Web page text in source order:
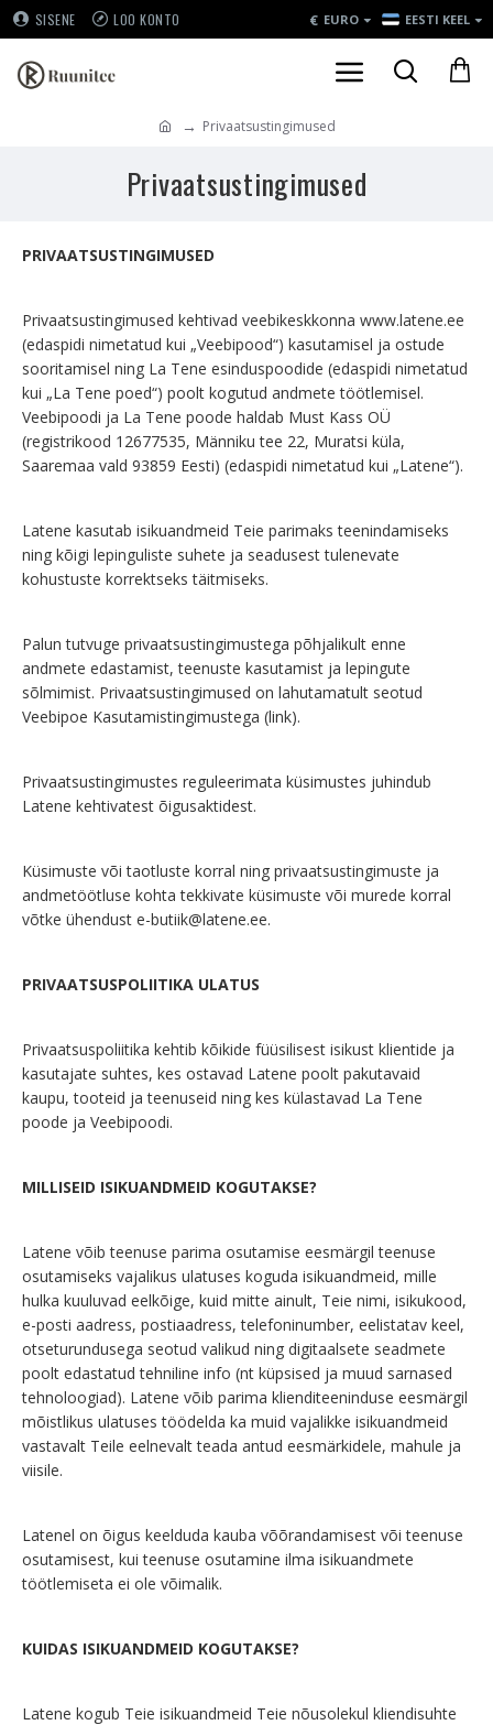
SISENE LOO KONTO € EURO EESTI KEEL
Privaatsustingimused
Privaatsustingimused
PRIVAATSUSTINGIMUSED
Privaatsustingimused kehtivad veebikeskkonna www.latene.ee
(edaspidi nimetatud kui „Veebipood“) kasutamisel ja ostude
sooritamisel ning La Tene esinduspoodide (edaspidi nimetatud
kui „La Tene poed“) poolt kogutud andmete töötlemisel.
Veebipoodi ja La Tene poode haldab Must Kass OÜ
(registrikood 12677535, Männiku tee 22, Muratsi küla,
Saaremaa vald 93859 Eesti) (edaspidi nimetatud kui „Latene“).
Latene kasutab isikuandmeid Teie parimaks teenindamiseks
ning kõigi lepinguliste suhete ja seadusest tulenevate
kohustuste korrektseks täitmiseks.
Palun tutvuge privaatsustingimustega põhjalikult enne
andmete edastamist, teenuste kasutamist ja lepingute
sõlmimist. Privaatsustingimused on lahutamatult seotud
Veebipoe Kasutamistingimustega (link).
Privaatsustingimustes reguleerimata küsimustes juhindub
Latene kehtivatest õigusaktidest.
Küsimuste või taotluste korral ning privaatsustingimuste ja
andmetöötluse kohta tekkivate küsimuste või murede korral
võtke ühendust e-butiik@latene.ee.
PRIVAATSUSPOLIITIKA ULATUS
Privaatsuspoliitika kehtib kõikide füüsilisest isikust klientide ja
kasutajate suhtes, kes ostavad Latene poolt pakutavaid
kaupu, tooteid ja teenuseid ning kes külastavad La Tene
poode ja Veebipoodi.
MILLISEID ISIKUANDMEID KOGUTAKSE?
Latene võib teenuse parima osutamise eesmärgil teenuse
osutamiseks vajalikus ulatuses koguda isikuandmeid, mille
hulka kuuluvad eelkõige, kuid mitte ainult, Teie nimi, isikukood,
e-posti aadress, postiaadress, telefoninumber, eelistatav keel,
otseturundusega seotud valikud ning digitaalsete seadmete
poolt edastatud tehniline info (nt küpsised ja muud sarnased
tehnoloogiad). Latene võib parima klienditeeninduse eesmärgil
mõistlikus ulatuses töödelda ka muid vajalikke isikuandmeid
vastavalt Teile eelnevalt teada antud eesmärkidele, mahule ja
viisile.
Latenel on õigus keelduda kauba võõrandamisest või teenuse
osutamisest, kui teenuse osutamine ilma isikuandmete
töötlemiseta ei ole võimalik.
KUIDAS ISIKUANDMEID KOGUTAKSE?
Latene kogub Teie isikuandmeid Teie nõusolekul kliendisuhte